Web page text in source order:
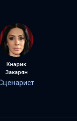
Кнарик
Закарян